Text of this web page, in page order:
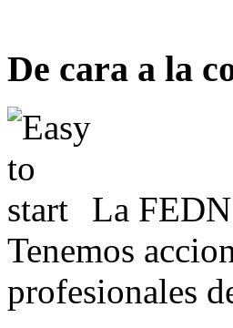
De cara a la
La
Tenemos
profesionales